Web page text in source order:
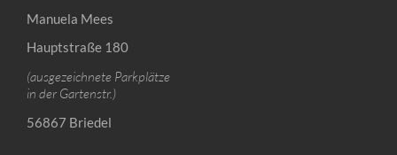
Manuela Mees
Hauptstraße 180
(ausgezeichnete Parkplätze
in der Gartenstr.)
56867 Briedel